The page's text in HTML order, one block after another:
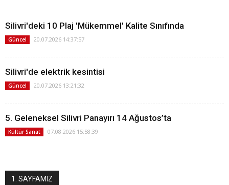
Silivri'deki 10 Plaj 'Mükemmel' Kalite Sınıfında
Güncel 20.07.2026 14:37:57
Silivri'de elektrik kesintisi
Güncel 20.07.2026 13:21:32
5. Geleneksel Silivri Panayırı 14 Ağustos’ta
Kültür Sanat 07.08.2026 15:58:39
1. SAYFAMIZ